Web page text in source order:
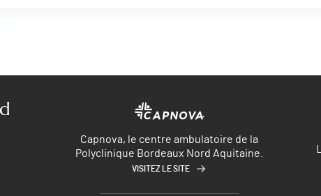
Capnova, le centre ambulatoire de la
Polyclinique Bordeaux Nord Aquitaine.
VISITEZ LE SITE